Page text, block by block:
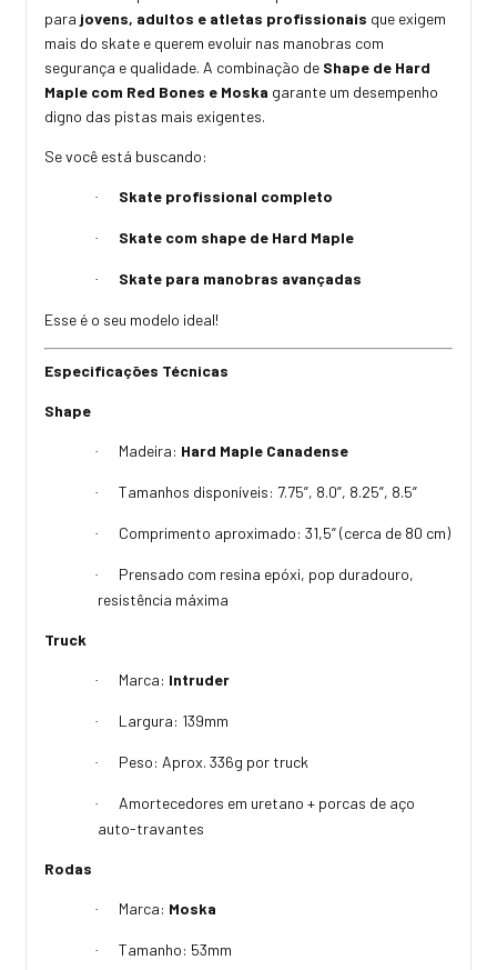
para jovens, adultos e atletas profissionais que exigem
mais do skate e querem evoluir nas manobras com
segurança e qualidade. A combinação de Shape de Hard
Maple com Red Bones e Moska garante um desempenho
digno das pistas mais exigentes.
Se você está buscando:
· Skate profissional completo
· Skate com shape de Hard Maple
· Skate para manobras avançadas
Esse é o seu modelo ideal!
Especificações Técnicas
Shape
· Madeira: Hard Maple Canadense
· Tamanhos disponíveis: 7.75”, 8.0”, 8.25”, 8.5”
· Comprimento aproximado: 31,5” (cerca de 80 cm)
·
Prensado com resina epóxi, pop duradouro,
resistência máxima
Truck
· Marca: Intruder
· Largura: 139mm
· Peso: Aprox. 336g por truck
·
Amortecedores em uretano + porcas de aço
auto-travantes
Rodas
· Marca: Moska
· Tamanho: 53mm